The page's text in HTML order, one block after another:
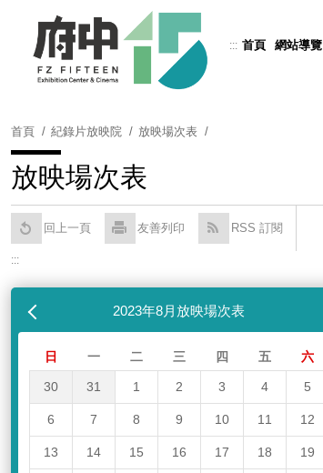
::: 首頁 網站導覽
Powered by Translate
首頁 紀錄片放映院 放映場次表
放映場次表
回上一頁 友善列印 RSS 訂閱
:::
2023年8月放映場次表
日 一 二 三 四 五 六
30 31 1 2 3 4 5
6 7 8 9 10 11 12
13 14 15 16 17 18 19